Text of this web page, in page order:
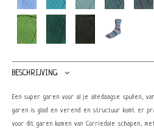
BESCHRIJVING
Een super garen voor al je alledaagse spullen,
garen is glad en verend en structuur komt er
voor dit garen komen van Corriedale schapen,